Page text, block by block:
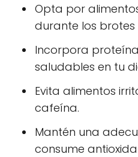
Opta por
durante los brotes
Incorpora
saludables en tu
Evita alimentos
cafeína.
Mantén una
consume